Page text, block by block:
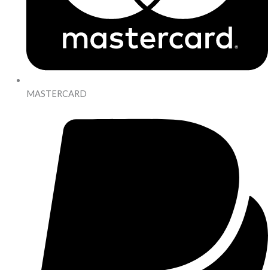
MASTERCARD